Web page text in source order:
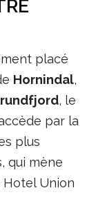
placé
Hornindal,
, le
par la
plus
qui mène
Union